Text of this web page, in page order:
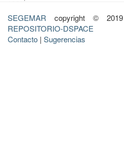
SEGEMAR copyright © 2019
REPOSITORIO-DSPACE
Contacto | Sugerencias